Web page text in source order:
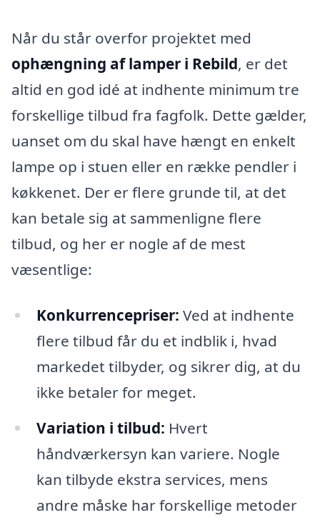
Når du står overfor projektet med
ophængning af lamper i Rebild, er det
altid en god idé at indhente minimum tre
forskellige tilbud fra fagfolk. Dette gælder,
uanset om du skal have hængt en enkelt
lampe op i stuen eller en række pendler i
køkkenet. Der er flere grunde til, at det
kan betale sig at sammenligne flere
tilbud, og her er nogle af de mest
væsentlige:
Konkurrencepriser: Ved at indhente
flere tilbud får du et indblik i, hvad
markedet tilbyder, og sikrer dig, at du
ikke betaler for meget.
Variation i tilbud: Hvert
håndværkersyn kan variere. Nogle
kan tilbyde ekstra services, mens
andre måske har forskellige metoder